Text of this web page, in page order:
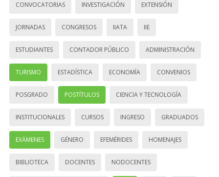
CONVOCATORIAS INVESTIGACIÓN EXTENSIÓN
JORNADAS CONGRESOS IIATA IIE
ESTUDIANTES CONTADOR PÚBLICO ADMINISTRACIÓN
TURISMO ESTADÍSTICA ECONOMÍA CONVENIOS
POSGRADO POSTÍTULOS CIENCIA Y TECNOLOGÍA
INSTITUCIONALES CURSOS INGRESO GRADUADOS
EXÁMENES GÉNERO EFEMÉRIDES HOMENAJES
BIBLIOTECA DOCENTES NODOCENTES